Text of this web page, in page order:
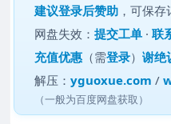
建议登录后赞助 ，可保
网盘失效：提交工单 ·联
充值优惠 （需登录）谢绝
解压：yguoxue.com /
（一般为百度网盘获取）